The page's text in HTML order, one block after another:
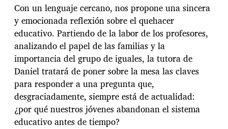
Con un lenguaje cercano, nos propone una sincera
y emocionada reflexión sobre el quehacer
educativo. Partiendo de la labor de los profesores,
analizando el papel de las familias y la
importancia del grupo de iguales, la tutora de
Daniel tratará de poner sobre la mesa las claves
para responder a una pregunta que,
desgraciadamente, siempre está de actualidad:
¿por qué nuestros jóvenes abandonan el sistema
educativo antes de tiempo?